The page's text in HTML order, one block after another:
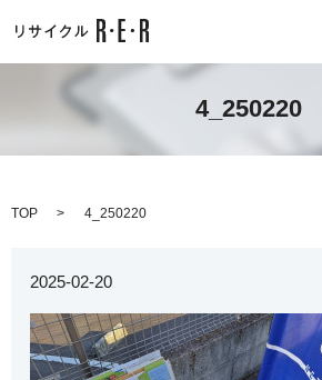
4_250220
TOP 4_250220
2025-02-20